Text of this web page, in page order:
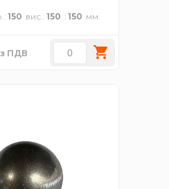
150 вис. 150 150
ПДВ